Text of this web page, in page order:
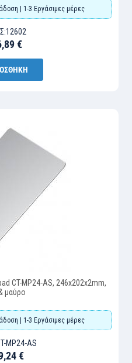
| 1-3 Εργάσιμες μέρες
12602
€
CT-MP24-AS, 246x202x2mm,
μαύρο
| 1-3 Εργάσιμες μέρες
MP24-AS
€